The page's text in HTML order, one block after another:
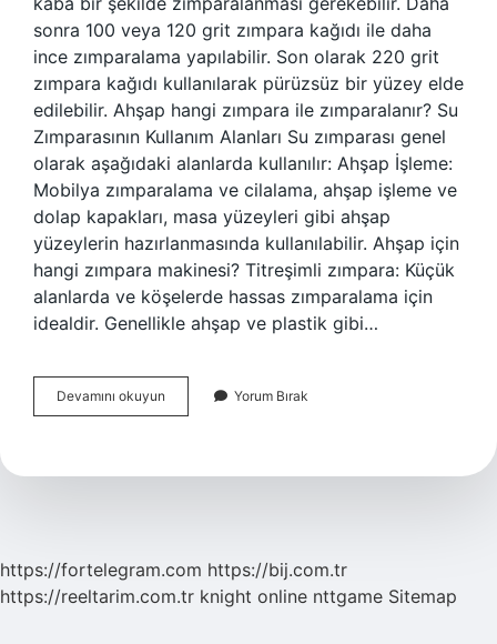
sonra 100 veya 120 grit zımpara kağıdı ile daha
ince zımparalama yapılabilir. Son olarak 220 grit
zımpara kağıdı kullanılarak pürüzsüz bir yüzey elde
edilebilir. Ahşap hangi zımpara ile zımparalanır? Su
Zımparasının Kullanım Alanları Su zımparası genel
olarak aşağıdaki alanlarda kullanılır: Ahşap İşleme:
Mobilya zımparalama ve cilalama, ahşap işleme ve
dolap kapakları, masa yüzeyleri gibi ahşap
yüzeylerin hazırlanmasında kullanılabilir. Ahşap için
hangi zımpara makinesi? Titreşimli zımpara: Küçük
alanlarda ve köşelerde hassas zımparalama için
idealdir. Genellikle ahşap ve plastik gibi…
Devamını okuyun Mobilyada
Hangi
Yorum Bırak
https://fortelegram.com https://bij.com.tr
https://reeltarim.com.tr knight online nttgame Sitemap